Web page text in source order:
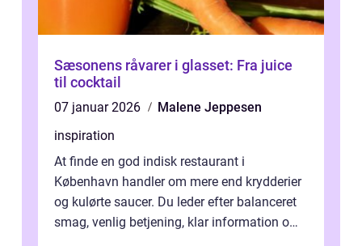
Sæsonens råvarer i glasset: Fra juice
til cocktail
07 januar 2026
Malene Jeppesen
inspiration
At finde en god indisk restaurant i
København handler om mere end krydderier
og kulørte saucer. Du leder efter balanceret
smag, venlig betjening, klar information om